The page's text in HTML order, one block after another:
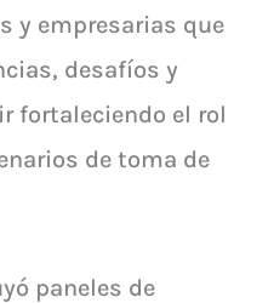
y empresarias que
desafíos y
fortaleciendo el rol
de toma de
paneles de